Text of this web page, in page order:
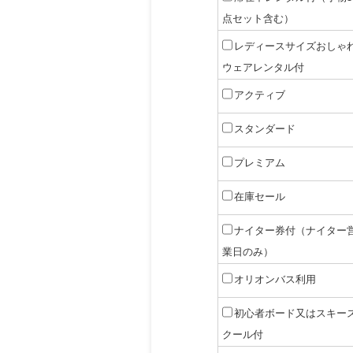
点セット含む）
レディースサイズおしゃ
ウェアレンタル付
アクティブ
スタンダード
プレミアム
在庫セール
ナイター券付（ナイター
業日のみ）
オリオンバス利用
初心者ボード又はスキー
クール付